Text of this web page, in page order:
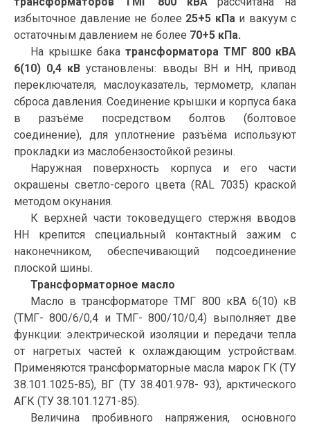
избыточное давление не более 25+5 кПа и вакуум с
остаточным давлением не более 70+5 кПа.
На крышке бака трансформатора ТМГ 800 кВА
6(10) 0,4 кВ установлены: вводы ВН и НН, привод
переключателя, маслоуказатель, термометр, клапан
сброса давления. Соединение крышки и корпуса бака
в разъёме посредством болтов (болтовое
соединение), для уплотнение разъёма используют
прокладки из маслобензостойкой резины.
Наружная поверхность корпуса и его части
окрашены светло-серого цвета (RAL 7035) краской
методом окунания.
К верхней части токоведущего стержня вводов
НН крепится специальный контактный зажим с
наконечником, обеспечивающий подсоединение
плоской шины.
Трансформаторное масло
Масло в трансформаторе ТМГ 800 кВА 6(10) кВ
(ТМГ- 800/6/0,4 и ТМГ- 800/10/0,4) выполняет две
функции: электрической изоляции и передачи тепла
от нагретых частей к охлаждающим устройствам.
Применяются трансформаторные масла марок ГК (ТУ
38.101.1025-85), ВГ (ТУ 38.401.978- 93), арктического
АГК (ТУ 38.101.1271-85).
Величина пробивного напряжения, основного